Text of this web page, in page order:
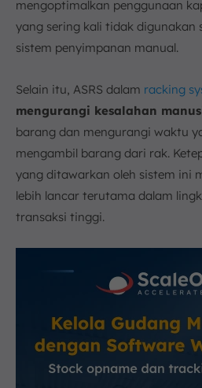
mengoptimalkan penggunaan
yang sering kali tidak digunakan
sistem penyimpanan manual.
Selain itu, ASRS dalam racking
mengurangi kesalahan
barang dan mengurangi waktu
mengambil barang dari rak.
yang ditawarkan oleh sistem ini
lebih lancar terutama dalam
transaksi tinggi.